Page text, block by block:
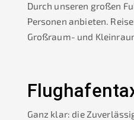
Durch unseren großen
Personen anbieten.
Großraum- und
Ganz klar: die